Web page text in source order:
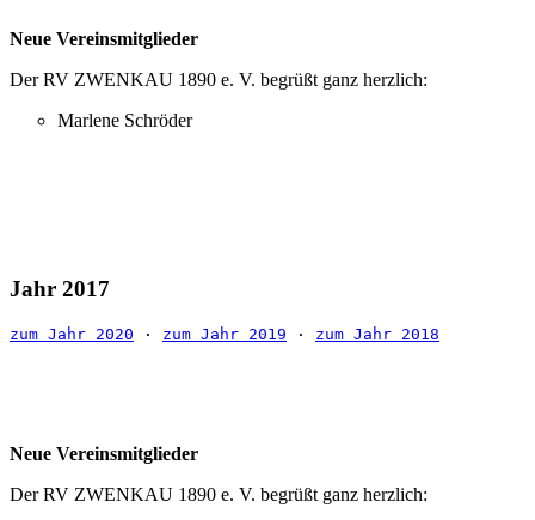
Neue Vereinsmitglieder
Der RV ZWENKAU 1890 e. V. begrüßt ganz herzlich:
Marlene Schröder
Jahr 2017
zum Jahr 2020 · zum Jahr 2019 · zum Jahr 2018
Neue Vereinsmitglieder
Der RV ZWENKAU 1890 e. V. begrüßt ganz herzlich: